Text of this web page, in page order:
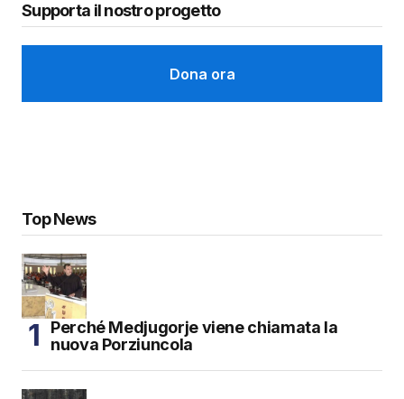
Supporta il nostro progetto
Dona ora
Top News
Perché Medjugorje viene chiamata la
nuova Porziuncola